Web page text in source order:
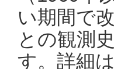
い期間で
との観測
す。詳細は